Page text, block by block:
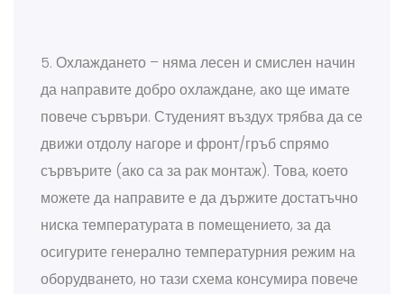
5. Охлаждането – няма лесен и смислен начин
да направите добро охлаждане, ако ще имате
повече сървъри. Студеният въздух трябва да се
движи отдолу нагоре и фронт/гръб спрямо
сървърите (ако са за рак монтаж). Това, което
можете да направите е да държите достатъчно
ниска температурата в помещението, за да
осигурите генерално температурния режим на
оборудването, но тази схема консумира повече